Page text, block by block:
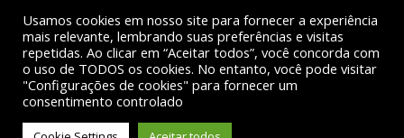
Siga nosso YouTube
© Sinditest – Sindicato dos trabalhadores em educação
das instituições federais de ensino superior no estado
Usamos cookies em nosso site para fornecer a experiência
mais relevante, lembrando suas preferências e visitas
repetidas. Ao clicar em “Aceitar todos”, você concorda com
o uso de TODOS os cookies. No entanto, você pode visitar
"Configurações de cookies" para fornecer um
consentimento controlado